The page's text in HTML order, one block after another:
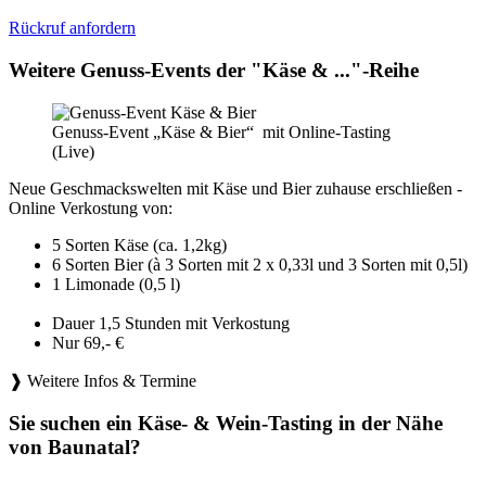
Rückruf anfordern
Weitere Genuss-Events der "Käse & ..."-Reihe
Genuss-Event „Käse & Bier“ mit Online-Tasting
(Live)
Neue Geschmackswelten mit Käse und Bier zuhause erschließen -
Online Verkostung von:
5 Sorten Käse (ca. 1,2kg)
6 Sorten Bier (à 3 Sorten mit 2 x 0,33l und 3 Sorten mit 0,5l)
1 Limonade (0,5 l)
Dauer 1,5 Stunden mit Verkostung
Nur 69,- €
❱ Weitere Infos & Termine
Sie suchen ein Käse- & Wein-Tasting in der Nähe
von Baunatal?